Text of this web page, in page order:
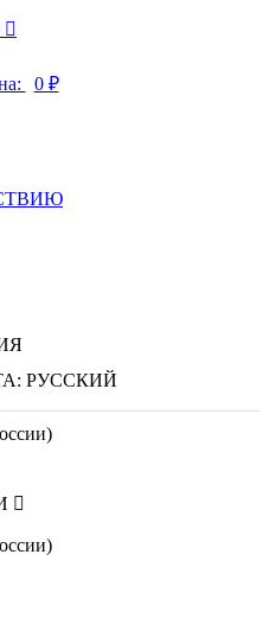
0 ₽
РУССКИЙ